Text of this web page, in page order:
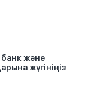
және
жүгініңіз